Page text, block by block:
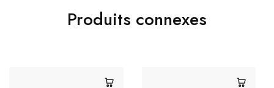
Produits connexes